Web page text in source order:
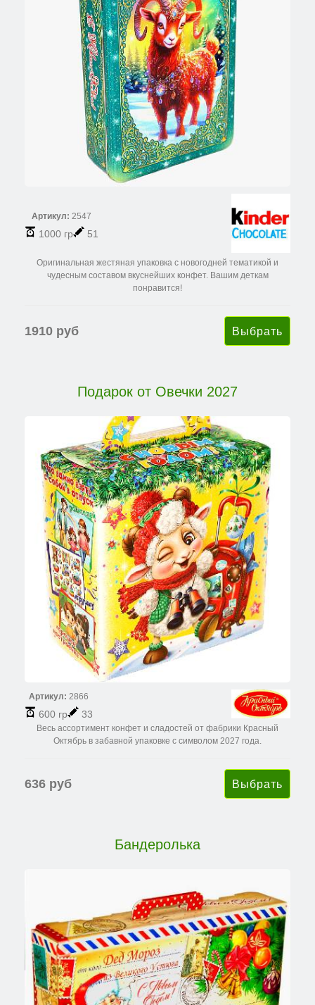
Артикул: 2547
1000 гр 51
Оригинальная жестяная упаковка с новогодней тематикой и
чудесным составом вкуснейших конфет. Вашим деткам
понравится!
1910 руб
Подарок от Овечки 2027
Артикул: 2866
600 гр 33
Весь ассортимент конфет и сладостей от фабрики Красный
Октябрь в забавной упаковке с символом 2027 года.
636 руб
Бандеролька